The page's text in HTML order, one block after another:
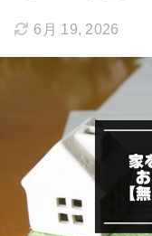
6月 19, 2026